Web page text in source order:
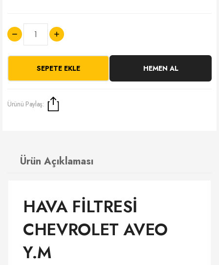
SEPETE EKLE HEMEN AL
Ürünü Paylaş:
Ürün Açıklaması
HAVA FİLTRESİ
CHEVROLET AVEO
Y.M